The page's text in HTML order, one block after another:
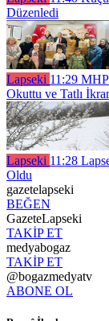
Düzenledi
Lapseki 11:29
Okuttu ve Tatlı
Lapseki 11:28
Oldu
gazetelapseki
BEĞEN
GazeteLapseki
TAKİP ET
medyabogaz
TAKİP ET
@bogazmedyatv
ABONE OL